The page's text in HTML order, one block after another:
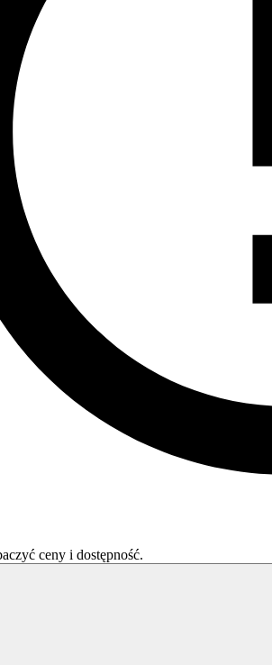
ceny i dostępność.